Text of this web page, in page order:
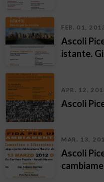
FEB. 01,
Ascoli
istante.
APR. 12,
Ascoli
MAR. 13,
Ascoli